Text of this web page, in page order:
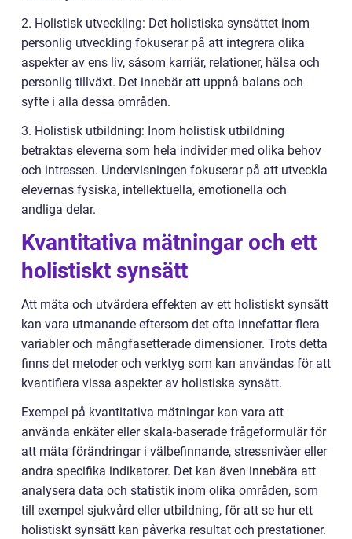
2. Holistisk utveckling: Det holistiska synsättet inom
personlig utveckling fokuserar på att integrera olika
aspekter av ens liv, såsom karriär, relationer, hälsa och
personlig tillväxt. Det innebär att uppnå balans och
syfte i alla dessa områden.
3. Holistisk utbildning: Inom holistisk utbildning
betraktas eleverna som hela individer med olika behov
och intressen. Undervisningen fokuserar på att utveckla
elevernas fysiska, intellektuella, emotionella och
andliga delar.
Kvantitativa mätningar och ett
holistiskt synsätt
Att mäta och utvärdera effekten av ett holistiskt synsätt
kan vara utmanande eftersom det ofta innefattar flera
variabler och mångfasetterade dimensioner. Trots detta
finns det metoder och verktyg som kan användas för att
kvantifiera vissa aspekter av holistiska synsätt.
Exempel på kvantitativa mätningar kan vara att
använda enkäter eller skala-baserade frågeformulär för
att mäta förändringar i välbefinnande, stressnivåer eller
andra specifika indikatorer. Det kan även innebära att
analysera data och statistik inom olika områden, som
till exempel sjukvård eller utbildning, för att se hur ett
holistiskt synsätt kan påverka resultat och prestationer.